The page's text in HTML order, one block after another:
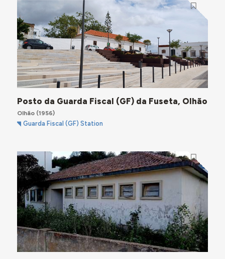
Posto da Guarda Fiscal (GF) da Fuseta, Olhão
Olhão(1956)
Guarda Fiscal (GF) Station